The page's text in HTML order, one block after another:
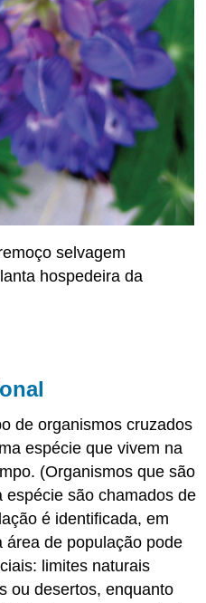
selvagem
hospedeira da
de organismos cruzados
espécie que vivem na
(Organismos que são
são chamados de
é identificada, em
área de população pode
limites naturais
ou desertos, enquanto